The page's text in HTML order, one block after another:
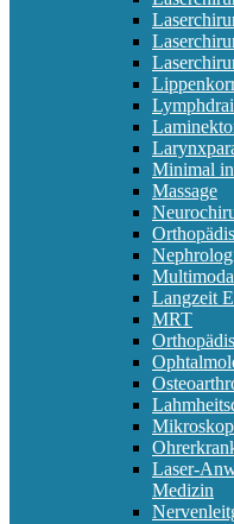
Minimal
Massage
Langzeit
MRT
Laser-
Medizin